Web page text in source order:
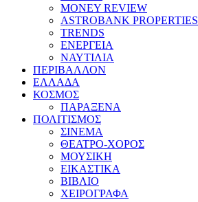
MONEY REVIEW
ASTROBANK PROPERTIES
TRENDS
ΕΝΕΡΓΕΙΑ
ΝΑΥΤΙΛΙΑ
ΠΕΡΙΒΑΛΛΟΝ
ΕΛΛΑΔΑ
ΚΟΣΜΟΣ
ΠΑΡΑΞΕΝΑ
ΠΟΛΙΤΙΣΜΟΣ
ΣΙΝΕΜΑ
ΘΕΑΤΡΟ-ΧΟΡΟΣ
ΜΟΥΣΙΚΗ
ΕΙΚΑΣΤΙΚΑ
ΒΙΒΛΙΟ
ΧΕΙΡΟΓΡΑΦΑ